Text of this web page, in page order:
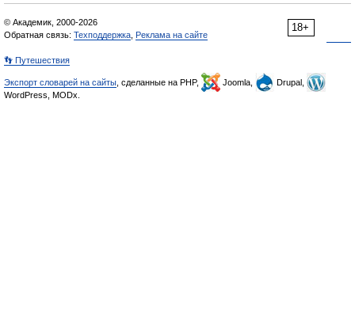
18+
© Академик, 2000-2026
Обратная связь: Техподдержка Реклама на сайте
👣 Путешествия
Экспорт словарей на сайты , сделанные на PHP, Joomla,
Drupal,
WordPress, MODx.